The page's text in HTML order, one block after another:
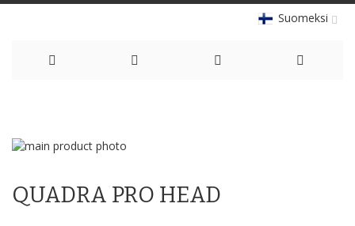
Suomeksi
Content
Skip
end
of
the
beginning
QUADRA PRO HEAD